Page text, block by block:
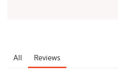
All Reviews